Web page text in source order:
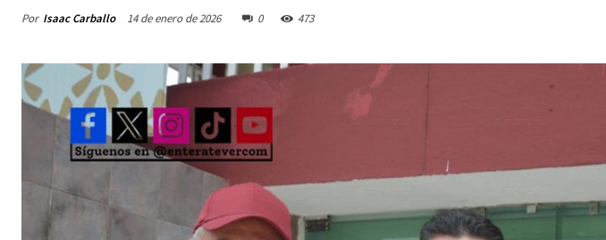
Por Isaac Carballo 14 de enero de 2026 0 473